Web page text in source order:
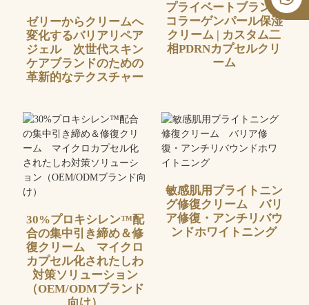
ゼリーからクリームへ
変化するバリアリペア
ジェル 次世代スキン
ケアブランドのための
革新的なテクスチャー
プライベートブランド
コラーゲンパール保湿
クリーム | カスタム二
相PDRNカプセルクリ
ーム
30%プロキシレン™配
合の集中引き締め＆修
復クリーム マイクロ
カプセル化されたしわ
対策ソリューション
（OEM/ODMブランド
敏感肌用ブライトニン
グ修復クリーム バリ
ア修復・アンチリバウ
ンドホワイトニング